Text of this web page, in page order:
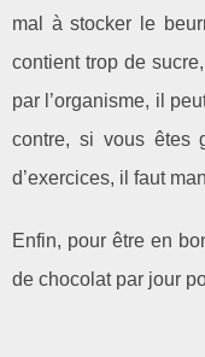
mal à stocker le
contient trop de
par l’organisme, il
contre, si vous êtes
d’exercices, il faut
Enfin, pour être en
de chocolat par jour